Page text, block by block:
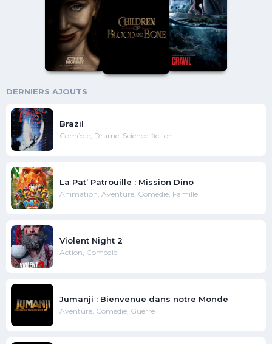
DERNIERS AJOUTS
Brazil
Comédie, Drame, Science-fiction
La Pat’ Patrouille : Mission Dino
Animation, Aventure, Comédie, Famille
Violent Night 2
Action, Comédie
Jumanji : Bienvenue dans notre Monde
Aventure, Comédie, Guerre